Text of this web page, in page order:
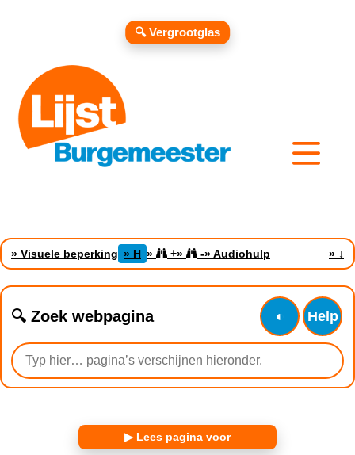
» Visuele beperking » H » +» -» Audiohulp » ↓
🔍 Zoek webpagina ◐ Help
▶ Lees pagina voor
🔍 Vergrootglas